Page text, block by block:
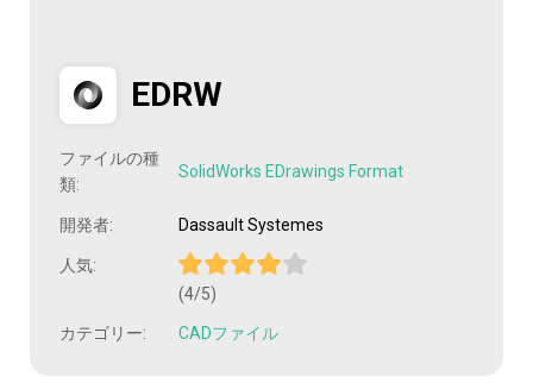
EDRW
ファイルの種
類:
SolidWorks EDrawings Format
開発者: Dassault Systemes
人気:
(4/5)
カテゴリー: CADファイル